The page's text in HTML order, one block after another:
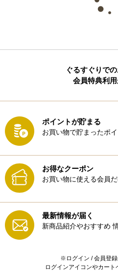
ぐるすぐりで
会員特典利用
ポイントが貯まる
お買い物で貯まったポ
お得なクーポン
お買い物に使える会員
最新情報が届く
新商品紹介やおすすめ
※ログイン / 会員登
ログインアイコンやカート